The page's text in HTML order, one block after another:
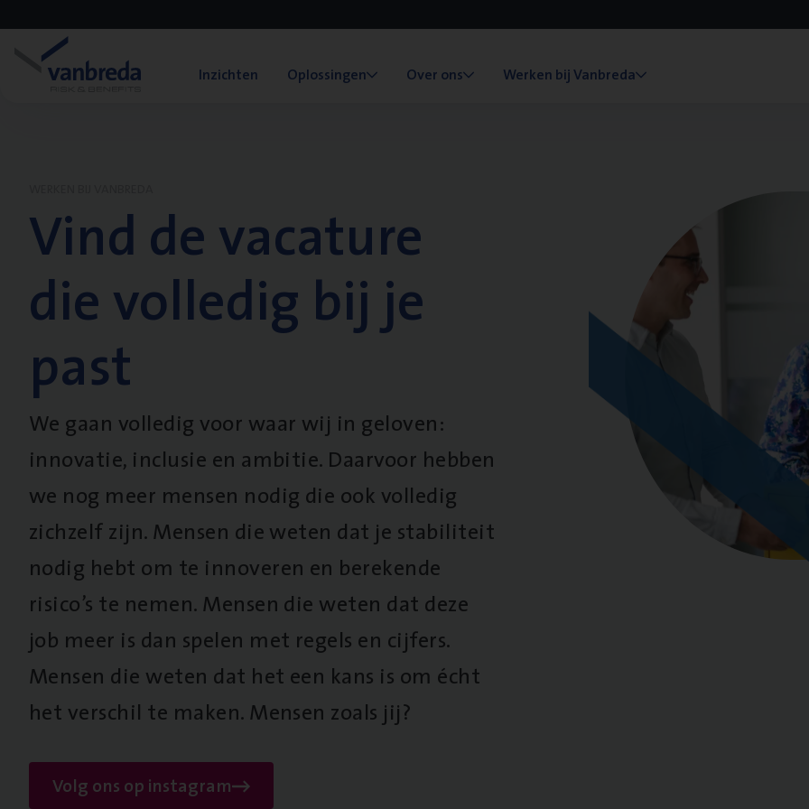
Inzichten Oplossingen Over ons Werken bij Vanbreda
Vind de vacature
die volledig bij je
past
We gaan volledig voor waar wij in geloven:
innovatie, inclusie en ambitie. Daarvoor hebben
we nog meer mensen nodig die ook volledig
zichzelf zijn. Mensen die weten dat je stabiliteit
nodig hebt om te innoveren en berekende
risico’s te nemen. Mensen die weten dat deze
job meer is dan spelen met regels en cijfers.
Mensen die weten dat het een kans is om écht
het verschil te maken. Mensen zoals jij?
Volg ons op instagram